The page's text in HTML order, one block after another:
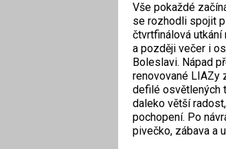
Vše pokaždé
se rozhodli spojit
čtvrtfinálová
a později večer i
Boleslavi. Nápad
renovované LIAZy
defilé osvětlených
daleko větší
pochopení. Po
pivečko, zábava a